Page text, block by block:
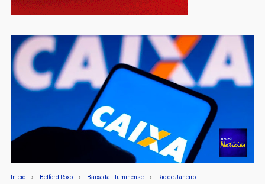
Início Belford Roxo Baixada Fluminense Rio de Janeiro